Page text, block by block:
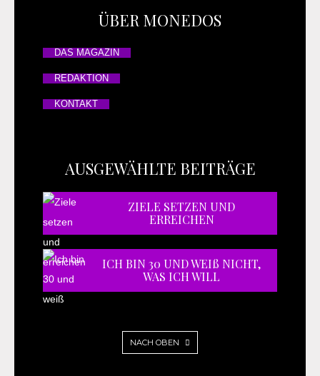
ÜBER MONEDOS
DAS MAGAZIN
REDAKTION
KONTAKT
AUSGEWÄHLTE BEITRÄGE
ZIELE SETZEN UND
ERREICHEN
ICH BIN 30 UND WEIß NICHT,
WAS ICH WILL
NACH OBEN